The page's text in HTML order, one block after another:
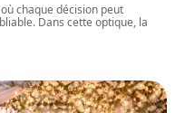
chaque décision peut
Dans cette optique, la